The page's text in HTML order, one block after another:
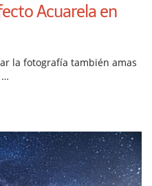
Acuarela en
la fotografía también amas
…